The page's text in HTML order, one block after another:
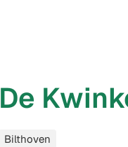
De
Bilthoven